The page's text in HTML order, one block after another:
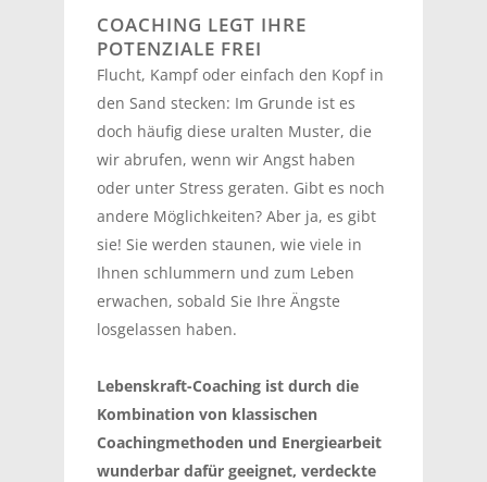
COACHING LEGT IHRE
POTENZIALE FREI
Flucht, Kampf oder einfach den Kopf in
den Sand stecken: Im Grunde ist es
doch häufig diese uralten Muster, die
wir abrufen, wenn wir Angst haben
oder unter Stress geraten. Gibt es noch
andere Möglichkeiten? Aber ja, es gibt
sie! Sie werden staunen, wie viele in
Ihnen schlummern und zum Leben
erwachen, sobald Sie Ihre Ängste
losgelassen haben.
Lebenskraft-Coaching ist durch die
Kombination von klassischen
Coachingmethoden und Energiearbeit
wunderbar dafür geeignet, verdeckte